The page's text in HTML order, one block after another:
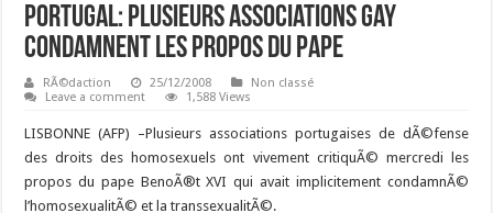
Portugal: plusieurs associations gay
condamnent les propos du pape
RÃ©daction 25/12/2008
Non classé
Leave a comment
1,588 Views
LISBONNE (AFP) –Plusieurs associations portugaises de dÃ©fense
des droits des homosexuels ont vivement critiquÃ© mercredi les
propos du pape BenoÃ®t XVI qui avait implicitement condamnÃ©
l’homosexualitÃ© et la transsexualitÃ©.